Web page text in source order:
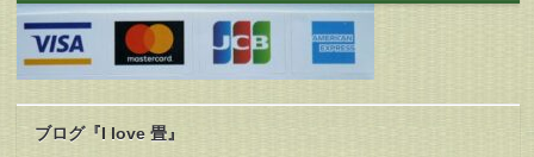
ブログ『I love 畳』